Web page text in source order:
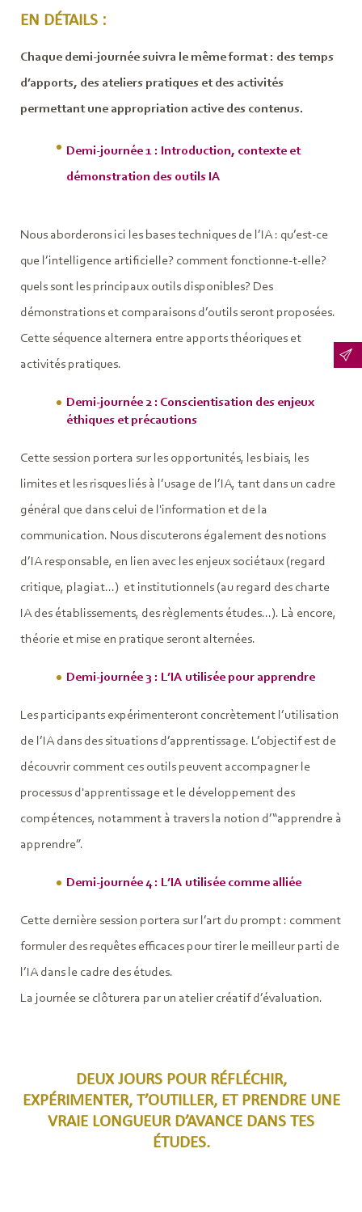
EN DÉTAILS :
Chaque demi-journée suivra le même format : des temps
d’apports, des ateliers pratiques et des activités
permettant une appropriation active des contenus.
Demi-journée 1 : Introduction, contexte et
démonstration des outils IA
Nous aborderons ici les bases techniques de l’IA : qu’est-ce
que l’intelligence artificielle? comment fonctionne-t-elle?
quels sont les principaux outils disponibles? Des
démonstrations et comparaisons d’outils seront proposées.
Cette séquence alternera entre apports théoriques et
activités pratiques.
Demi-journée 2 : Conscientisation des enjeux
éthiques et précautions
Cette session portera sur les opportunités, les biais, les
limites et les risques liés à l’usage de l’IA, tant dans un cadre
général que dans celui de l'information et de la
communication. Nous discuterons également des notions
d’IA responsable, en lien avec les enjeux sociétaux (regard
critique, plagiat...) et institutionnels (au regard des charte
IA des établissements, des règlements études...). Là encore,
théorie et mise en pratique seront alternées.
Demi-journée 3 : L’IA utilisée pour apprendre
Les participants expérimenteront concrètement l’utilisation
de l’IA dans des situations d’apprentissage. L’objectif est de
découvrir comment ces outils peuvent accompagner le
processus d'apprentissage et le développement des
compétences, notamment à travers la notion d’“apprendre à
apprendre”.
Demi-journée 4 : L’IA utilisée comme alliée
Cette dernière session portera sur l’art du prompt : comment
formuler des requêtes efficaces pour tirer le meilleur parti de
l’IA dans le cadre des études.
La journée se clôturera par un atelier créatif d’évaluation.
DEUX JOURS POUR RÉFLÉCHIR,
EXPÉRIMENTER, T’OUTILLER, ET PRENDRE UNE
VRAIE LONGUEUR D’AVANCE DANS TES
ÉTUDES.